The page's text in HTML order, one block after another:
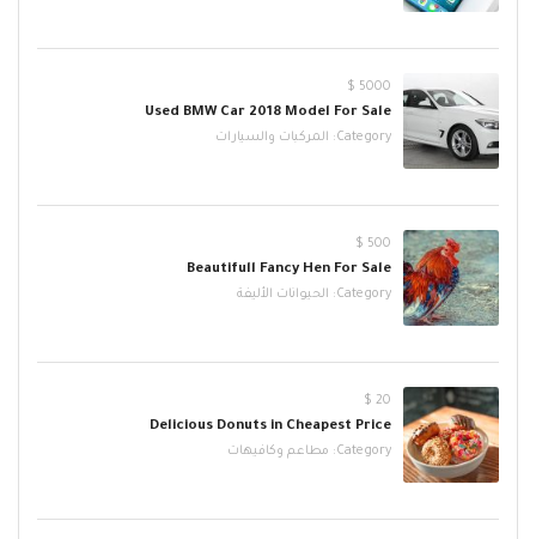
5000 $
Used BMW Car 2018 Model For Sale
Category: المركبات والسيارات
500 $
Beautifull Fancy Hen For Sale
Category: الحيوانات الأليفة
20 $
Delicious Donuts in Cheapest Price
Category: مطاعم وكافيهات